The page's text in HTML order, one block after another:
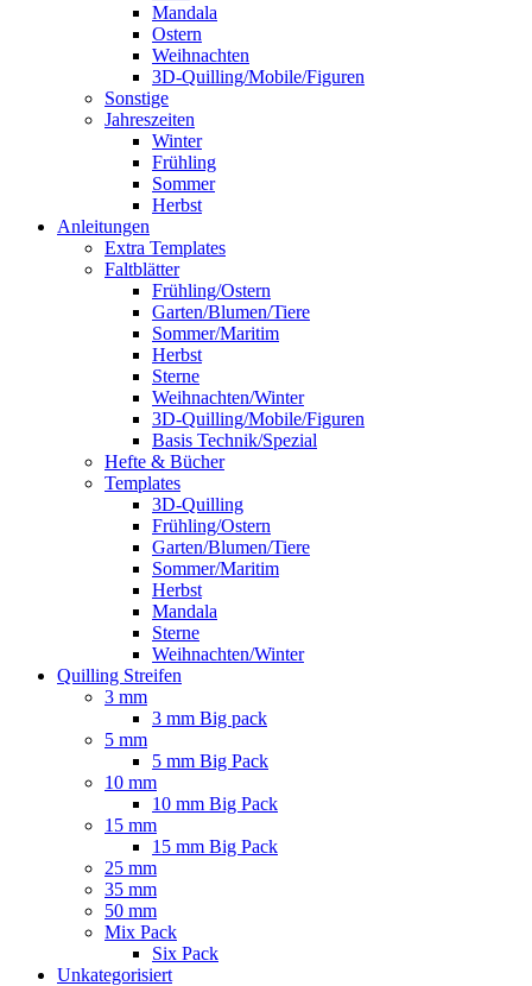
Mandala
Ostern
Weihnachten
3D-Quilling/Mobile/Figuren
Sonstige
Jahreszeiten
Winter
Frühling
Sommer
Herbst
Anleitungen
Extra Templates
Faltblätter
Frühling/Ostern
Garten/Blumen/Tiere
Sommer/Maritim
Herbst
Sterne
Weihnachten/Winter
3D-Quilling/Mobile/Figuren
Basis Technik/Spezial
Hefte & Bücher
Templates
3D-Quilling
Frühling/Ostern
Garten/Blumen/Tiere
Sommer/Maritim
Herbst
Mandala
Sterne
Weihnachten/Winter
Quilling Streifen
3 mm
3 mm Big pack
5 mm
5 mm Big Pack
10 mm
10 mm Big Pack
15 mm
15 mm Big Pack
25 mm
35 mm
50 mm
Mix Pack
Six Pack
Unkategorisiert